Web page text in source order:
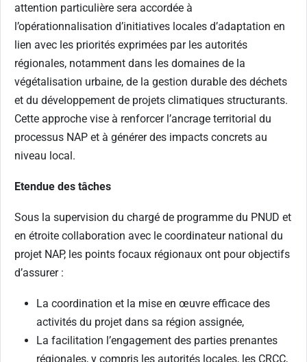
attention particulière sera accordée à
l’opérationnalisation d’initiatives locales d’adaptation en
lien avec les priorités exprimées par les autorités
régionales, notamment dans les domaines de la
végétalisation urbaine, de la gestion durable des déchets
et du développement de projets climatiques structurants.
Cette approche vise à renforcer l’ancrage territorial du
processus NAP et à générer des impacts concrets au
niveau local.
Etendue des tâches
Sous la supervision du chargé de programme du PNUD et
en étroite collaboration avec le coordinateur national du
projet NAP, les points focaux régionaux ont pour objectifs
d’assurer :
La coordination et la mise en œuvre efficace des
activités du projet dans sa région assignée,
La facilitation l’engagement des parties prenantes
régionales, y compris les autorités locales, les CRCC,